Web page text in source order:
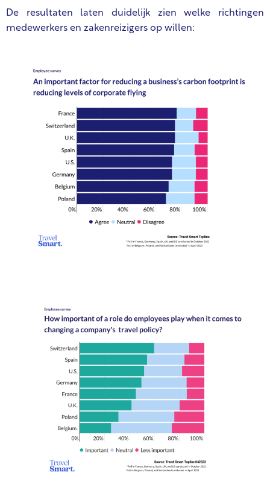
De resultaten laten duidelijk zien welke richtingen
medewerkers en zakenreizigers op willen: